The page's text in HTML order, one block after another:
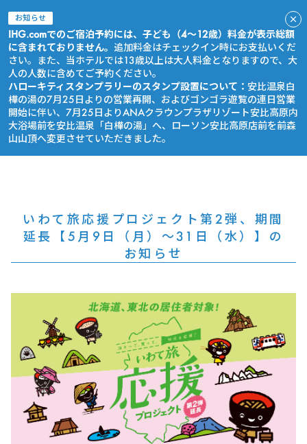
お知らせ
IHG.comでのご宿泊予約には、子ども（4～12歳）料金が表示総額
に含まれておりません。 追加料金はチェックイン時にお支払いくだ
さい。また、当ホテルでは13歳以上は大人料金となりますので、大
人の人数に含めてご予約ください。
ハローキティスタンプラリーのスタンプ設置について： 安比温泉白
樺の湯の7月25日よりの営業再開、およびゴンゴラ遊覧の連日営業
開始に伴い、7月25日よりANAクラウンプラザリゾート安比高原内
大浴場前を安比温泉「白樺の湯」へ、ローソン安比高原店前を前森
山山頂へ変更させていただきました。
いわて旅応援プロジェクト第2弾、期間
延長【5月9日（月）～31日（水）】の
お知らせ